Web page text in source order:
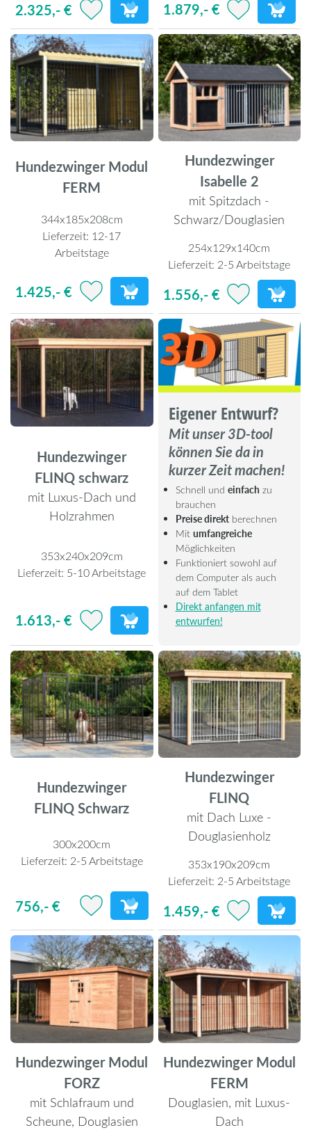
2.325,- € 1.879,- €
Hundezwinger Modul
FERM
344x185x208cm
Lieferzeit: 12-17
Arbeitstage
1.425,- €
Hundezwinger
Isabelle 2
mit Spitzdach -
Schwarz/Douglasien
254x129x140cm
Lieferzeit: 2-5 Arbeitstage
1.556,- €
Hundezwinger
FLINQ schwarz
mit Luxus-Dach und
Holzrahmen
353x240x209cm
Lieferzeit: 5-10 Arbeitstage
1.613,- €
Eigener Entwurf?
Mit unser 3D-tool
können Sie da in
kurzer Zeit machen!
Schnell und einfach zu
brauchen
Preise direktberechnen
Mit umfangreiche
Möglichkeiten
Funktioniert sowohl auf
dem Computer als auch
auf dem Tablet
Direkt anfangen mit
entwurfen!
Hundezwinger
FLINQ Schwarz
300x200cm
Lieferzeit: 2-5 Arbeitstage
756,- €
Hundezwinger
FLINQ
mit Dach Luxe -
Douglasienholz
353x190x209cm
Lieferzeit: 2-5 Arbeitstage
1.459,- €
Hundezwinger Modul
FORZ
mit Schlafraum und
Scheune, Douglasien
Hundezwinger Modul
FERM
Douglasien, mit Luxus-
Dach